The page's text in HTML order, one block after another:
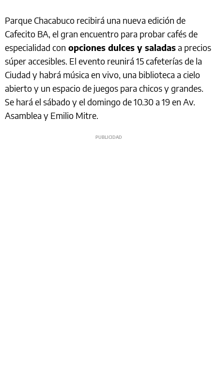
Parque Chacabuco recibirá una nueva edición de
Cafecito BA, el gran encuentro para probar cafés de
especialidad con opciones dulces y saladasa precios
súper accesibles. El evento reunirá 15 cafeterías de la
Ciudad y habrá música en vivo, una biblioteca a cielo
abierto y un espacio de juegos para chicos y grandes.
Se hará el sábado y el domingo de 10.30 a 19 en Av.
Asamblea y Emilio Mitre.